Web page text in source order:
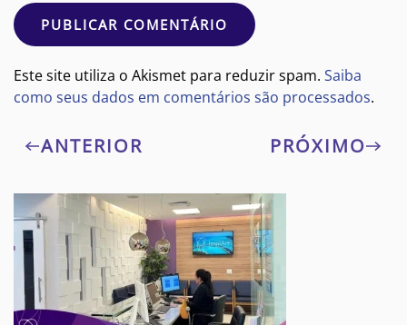
PUBLICAR COMENTÁRIO
Este site utiliza o Akismet para reduzir spam. Saiba
como seus dados em comentários são processados.
ANTERIOR PRÓXIMO